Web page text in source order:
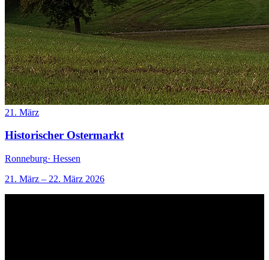
21. März
Historischer Ostermarkt
Ronneburg· Hessen
21. März – 22. März 2026